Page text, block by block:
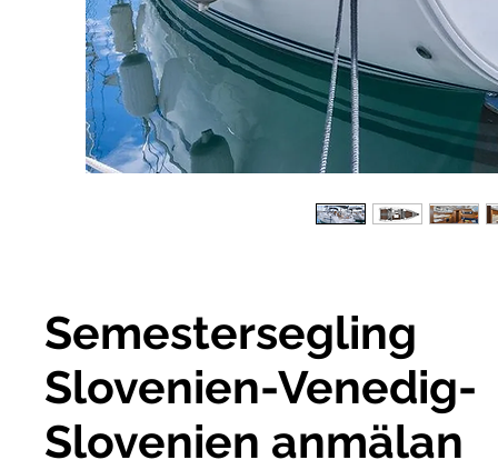
Semestersegling
Slovenien-Venedig-
Slovenien anmälan